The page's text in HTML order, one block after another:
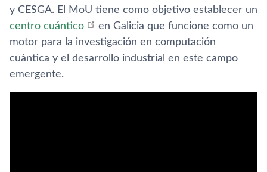
y CESGA. El MoU tiene como objetivo establecer un
centro cuántico
en Galicia que funcione como un
motor para la investigación en computación
cuántica y el desarrollo industrial en este campo
emergente.